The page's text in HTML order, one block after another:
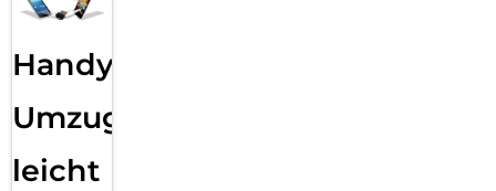
Handy
Umzug
leicht